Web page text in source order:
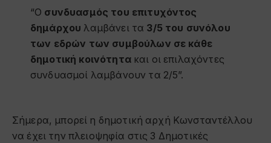
“Ο συνδυασμός του επιτυχόντος
δημάρχου λαμβάνει τα 3/5 του συνόλου
των εδρών των συμβούλων σε κάθε
δημοτική κοινότητακαι οι επιλαχόντες
συνδυασμοί λαμβάνουν τα 2/5”.
Σήμερα, μπορεί η δημοτική αρχή Κωνσταντέλλου
να έχει την πλειοψηφία στις 3 Δημοτικές